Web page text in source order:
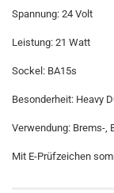
Spannung: 24 Volt
Leistung: 21 Watt
Sockel: BA15s
Besonderheit: Heavy
Verwendung: Brems-,
Mit E-Prüfzeichen